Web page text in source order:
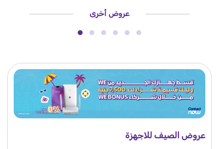
عروض أخرى
عروض الصيف للاجهزة